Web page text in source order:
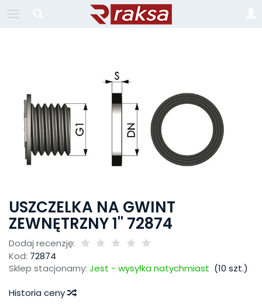
USZCZELKA NA GWINT
ZEWNĘTRZNY 1'' 72874
Dodaj recenzję:
Kod: 72874
Sklep stacjonarny: Jest - wysyłka natychmiast (10 szt.)
Historia ceny